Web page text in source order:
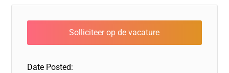
e
b
o
o
e
dI
n
o
d
o
a
d
s
s
A
p
l
Date Posted: